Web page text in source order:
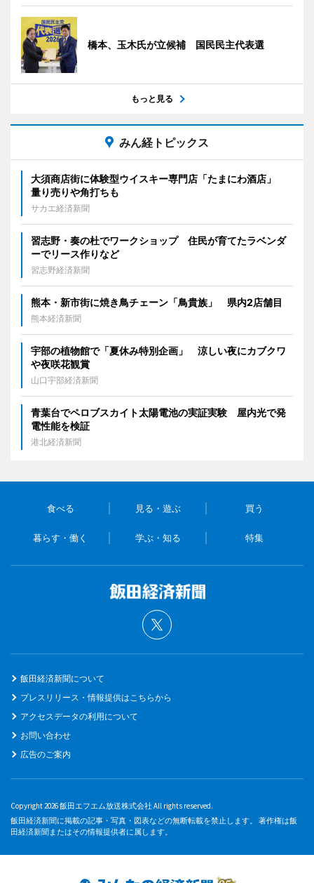
橋本、玉木氏が立候補 国民民主代表選
もっと見る
みん経トピックス
大須商店街に体験型ウイスキー専門店「たまにわ酒店」
量り売りや角打ちも
サカエ経済新聞
習志野・奏の杜でワークショップ 住民が育てたラベンダ
ーでリース作りなど
習志野経済新聞
熊本・新市街に焼き鳥チェーン「鳥貴族」 県内2店舗目
熊本経済新聞
宇部の植物館で「夏休み特別企画」 涼しい夜にカブクワ
や夜咲花観賞
山口宇部経済新聞
青葉台でペロブスカイト太陽電池の実証実験 屋内光で発
電性能を検証
港北経済新聞
食べる 見る・遊ぶ 買う
暮らす・働く 学ぶ・知る 特集
飯田経済新聞について
プレスリリース・情報提供はこちらから
アクセスデータの利用について
お問い合わせ
広告のご案内
Copyright 2026 飯田エフエム放送株式会社 All rights reserved.
飯田経済新聞に掲載の記事・写真・図表などの無断転載を禁止します。 著作権は飯
田経済新聞またはその情報提供者に属します。